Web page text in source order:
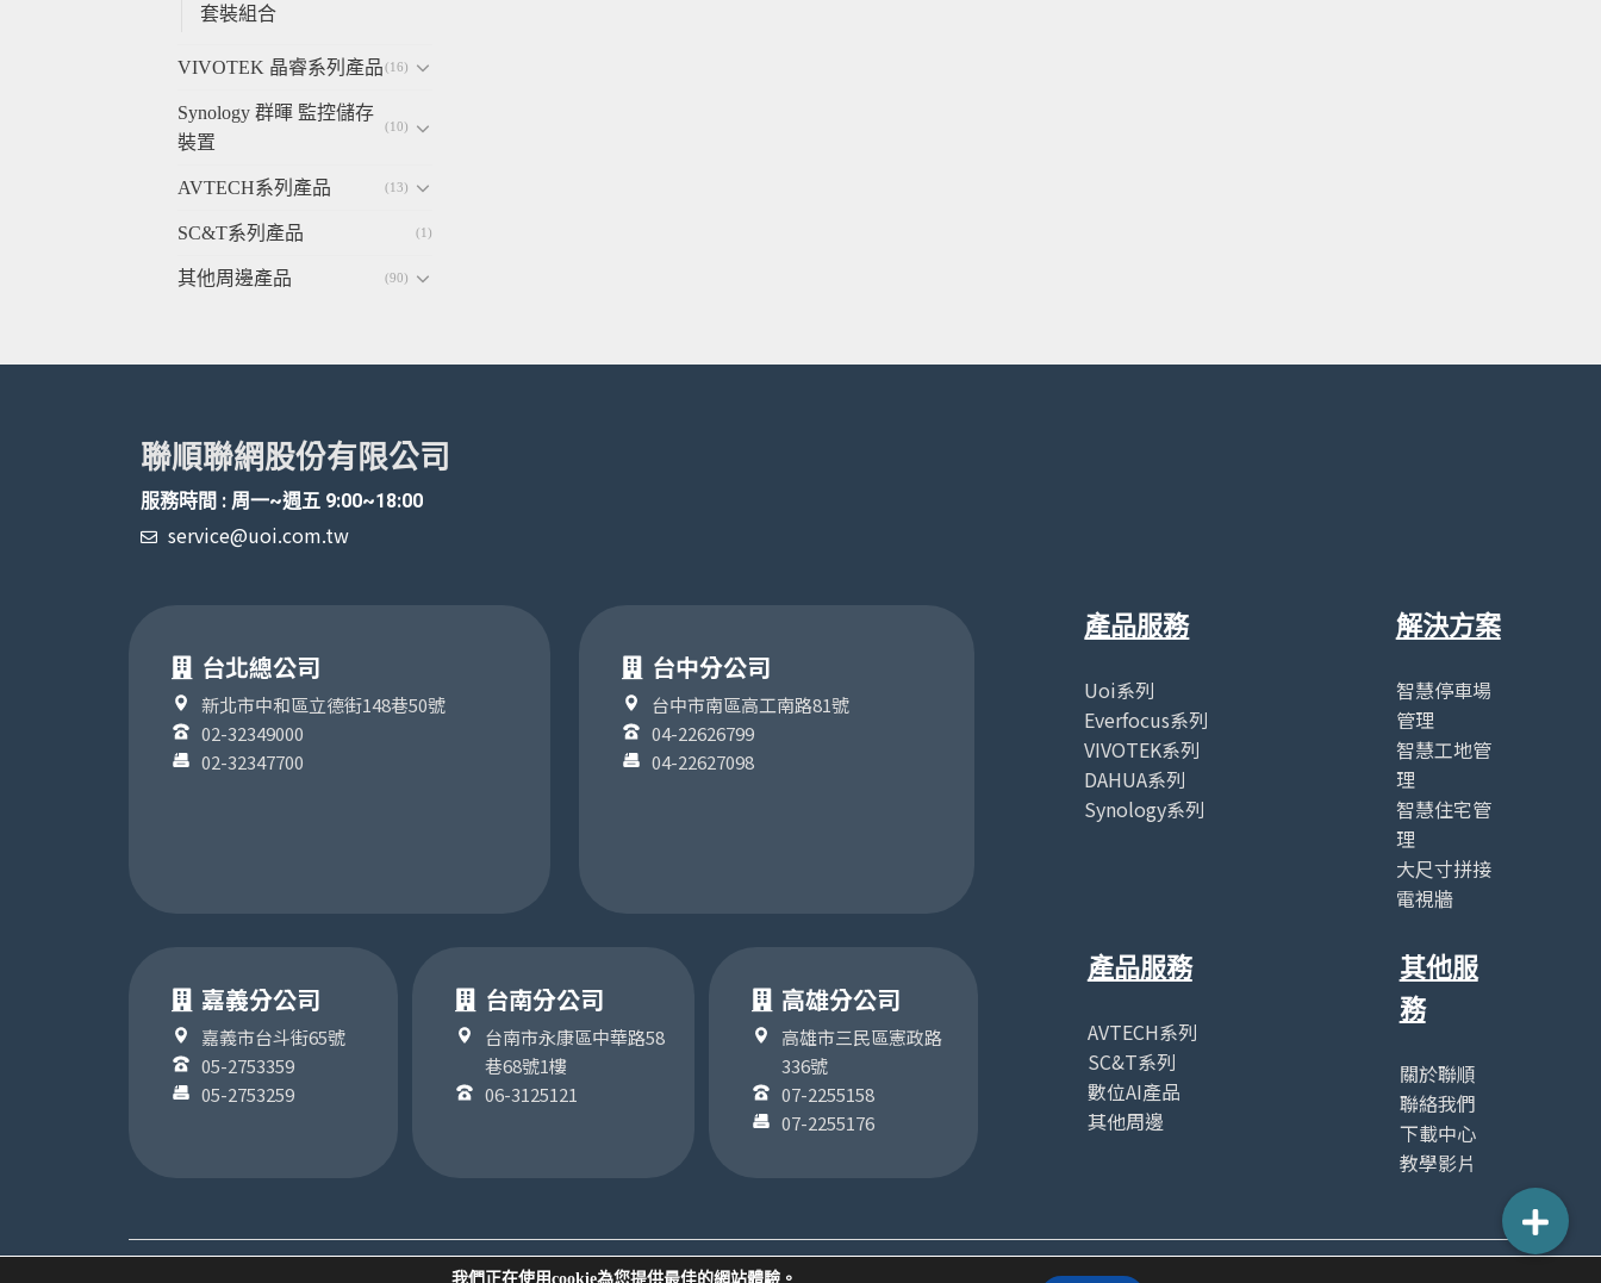
套裝組合
VIVOTEK 晶睿系列產品(16)
Synology 群暉 監控儲存
裝置
(10)
AVTECH系列產品 (13)
SC&T系列產品 (1)
其他周邊產品 (90)
聯順聯網股份有限公司
服務時間 : 周一~週五 9:00~18:00
service@uoi.com.tw
台北總公司
新北市中和區立德街148巷50號
02-32349000
02-32347700
台中分公司
台中市南區高工南路81號
04-22626799
04-22627098
產品服務
Uoi系列
Everfocus系列
VIVOTEK系列
DAHUA系列
Synology系列
解決方案
智慧停車場
管理
智慧工地管
理
智慧住宅管
理
大尺寸拼接
電視牆
嘉義分公司
嘉義市台斗街65號
05-2753359
05-2753259
台南分公司
台南市永康區中華路58
巷68號1樓
06-3125121
高雄分公司
高雄市三民區憲政路
336號
07-2255158
07-2255176
產品服務
AVTECH系列
SC&T系列
數位AI產品
其他周邊
其他服
務
關於聯順
聯絡我們
下載中心
教學影片
COPYRIGHT ©2024版權為 聯順聯網股份有限公司所有我們正在使用cookie為您提供最佳的網站體驗。